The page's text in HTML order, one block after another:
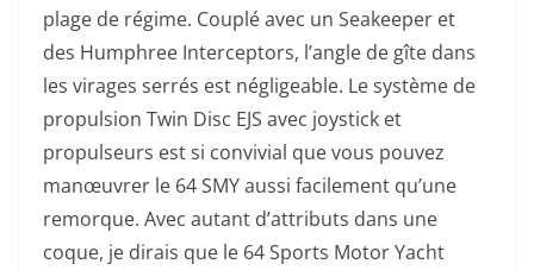
plage de régime. Couplé avec un Seakeeper et
des Humphree Interceptors, l’angle de gîte dans
les virages serrés est négligeable. Le système de
propulsion Twin Disc EJS avec joystick et
propulseurs est si convivial que vous pouvez
manœuvrer le 64 SMY aussi facilement qu’une
remorque. Avec autant d’attributs dans une
coque, je dirais que le 64 Sports Motor Yacht